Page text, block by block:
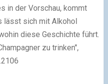
in der Vorschau, kommt
lässt sich mit Alkohol
diese Geschichte führt.
zu trinken",